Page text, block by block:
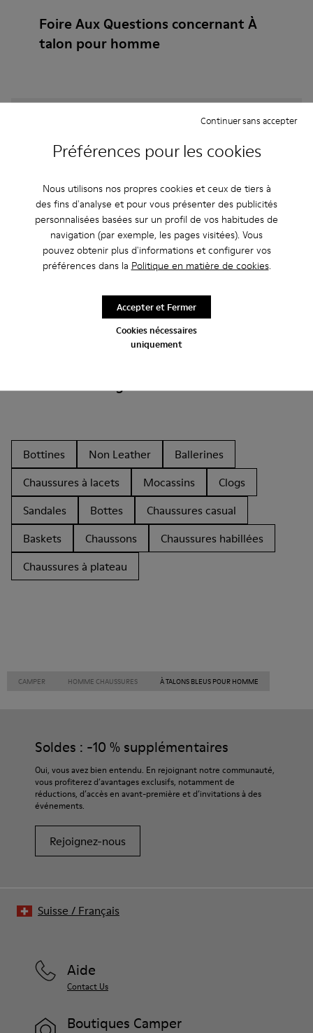
Préférences pour les cookies
Nous utilisons nos propres cookies et ceux de tiers à
des fins d'analyse et pour vous présenter des publicités
personnalisées basées sur un profil de vos habitudes de
navigation (par exemple, les pages visitées). Vous
pouvez obtenir plus d'informations et configurer vos
préférences dans la Politique en matière de cookies.
Cookies nécessaires
uniquement
Continuer sans accepter
Accepter et Fermer
Foire Aux Questions concernant À
talon pour homme
Comment choisir des chaussures Camper à la bonne
Homme achetées sur le site Web de Camper ?
Les retours sont-ils possibles chez Camper ?
Quels sont les frais d'expédition pour les À talons
Autres Catégories
Bottines Non Leather
Ballerines
Chaussures à lacets
Mocassins
Clogs
Sandales
Bottes
Chaussures casual
Baskets
Chaussons
Chaussures habillées
Chaussures à plateau
CAMPER HOMME CHAUSSURES À TALONS BLEUS POUR HOMME
Soldes : -10 % supplémentaires
Oui, vous avez bien entendu. En rejoignant notre communauté,
vous profiterez d’avantages exclusifs, notamment de
réductions, d’accès en avant-première et d’invitations à des
événements.
Rejoignez-nous
Aide
Contact Us
Boutiques Camper
Suisse / Français